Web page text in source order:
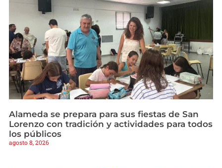
Alameda se prepara para sus fiestas de San
Lorenzo con tradición y actividades para todos
los públicos
agosto 8, 2026